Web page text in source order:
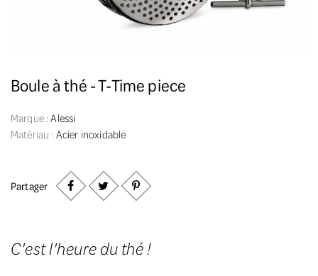
Boule à thé - T-Time piece
Marque : Alessi
Matériau : Acier inoxidable
Partager
C'est l'heure du thé !